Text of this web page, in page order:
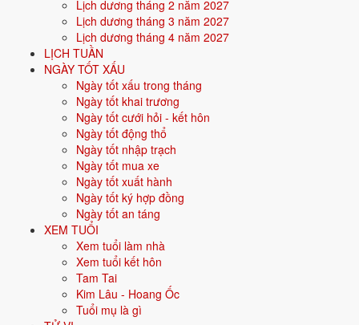
Lịch dương tháng 2 năm 2027
Lịch dương tháng 3 năm 2027
Lịch dương tháng 4 năm 2027
LỊCH TUẦN
NGÀY TỐT XẤU
Ngày tốt xấu trong tháng
Ngày tốt khai trương
Ngày tốt cưới hỏi - kết hôn
Ngày tốt động thổ
Ngày tốt nhập trạch
Ngày tốt mua xe
Ngày tốt xuất hành
Ngày tốt ký hợp đồng
Ngày tốt an táng
XEM TUỔI
Xem tuổi làm nhà
Xem tuổi kết hôn
Tam Tai
Kim Lâu - Hoang Ốc
Tuổi mụ là gì
Sinh năm 1986(Bính Dần, con Hổ) thuộc mệnh
Trung Hỏa .
Màu hợp:Đỏ, Hồng, Cam, Tím.
Vận khí khi sinh:Vận 7 Thất Xích Kim (1984-2003) - Tài chính, giao
2026: 41 tuổi mụ, năm Bính Ngọ - Tam hợp.
Sinh năm 1986 là tuổi gì, mệnh gì?
Người sinh năm1986là tuổiBính Dần
Hỏa. Màu hợp gồm Đỏ, Hồng, Cam, Tím; hướng hợp là
Nam. Bảng dưới đây tóm tắt 10 chỉ số cốt lõi:
Năm sinh dương
1986
Bính Dần